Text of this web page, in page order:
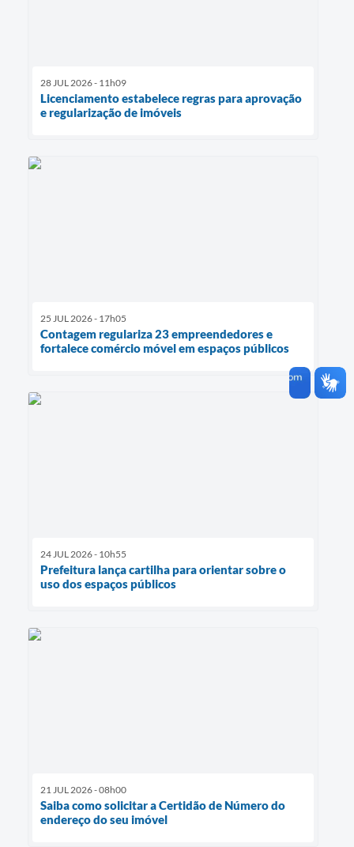
28 JUL 2026 - 11h09
Licenciamento estabelece regras para aprovação
e regularização de imóveis
25 JUL 2026 - 17h05
Contagem regulariza 23 empreendedores e
fortalece comércio móvel em espaços públicos
24 JUL 2026 - 10h55
Prefeitura lança cartilha para orientar sobre o
uso dos espaços públicos
21 JUL 2026 - 08h00
Saiba como solicitar a Certidão de Número do
endereço do seu imóvel